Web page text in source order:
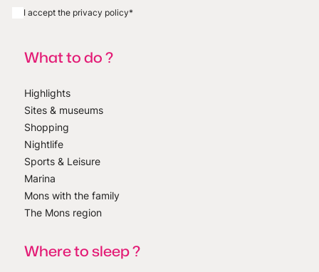
I accept the privacy policy*
What to do ?
Highlights
Sites & museums
Shopping
Nightlife
Sports & Leisure
Marina
Mons with the family
The Mons region
Where to sleep ?